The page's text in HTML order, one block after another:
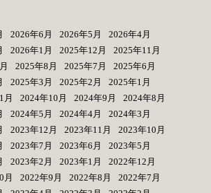
2026年6月 2026年5月
2026年4月
2026年1月 2025年12月
2025年11月
2025年8月 2025年7月
2025年6月
2025年3月 2025年2月
2025年1月
月 2024年10月 2024年9月
2024年8月
2024年5月 2024年4月
2024年3月
2023年12月 2023年11月
2023年10月
2023年7月 2023年6月
2023年5月
2023年2月 2023年1月
2022年12月
月 2022年9月 2022年8月
2022年7月